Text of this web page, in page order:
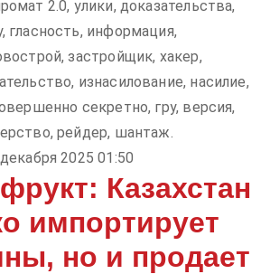
2.0, улики, доказательства,
информация,
застройщик, хакер,
изнасилование, насилие,
секретно, гру, версия,
рейдер, шантаж.
2025 01:50
Казахстан
импортирует
но и продает